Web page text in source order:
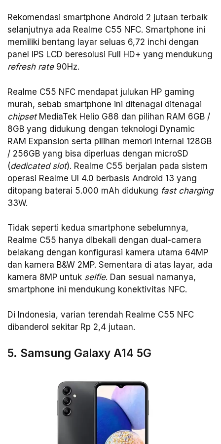
Rekomendasi smartphone Android 2 jutaan terbaik
selanjutnya ada Realme C55 NFC. Smartphone ini
memiliki bentang layar seluas 6,72 inchi dengan
panel IPS LCD beresolusi Full HD+ yang mendukung
refresh rate90Hz.
Realme C55 NFC mendapat julukan HP gaming
murah, sebab smartphone ini ditenagai ditenagai
chipsetMediaTek Helio G88 dan pilihan RAM 6GB /
8GB yang didukung dengan teknologi Dynamic
RAM Expansion serta pilihan memori internal 128GB
/ 256GB yang bisa diperluas dengan microSD
(dedicated slot). Realme C55 berjalan pada sistem
operasi Realme UI 4.0 berbasis Android 13 yang
ditopang baterai 5.000 mAh didukung fast charging
33W.
Tidak seperti kedua smartphone sebelumnya,
Realme C55 hanya dibekali dengan dual-camera
belakang dengan konfigurasi kamera utama 64MP
dan kamera B&W 2MP. Sementara di atas layar, ada
kamera 8MP untuk selfie. Dan sesuai namanya,
smartphone ini mendukung konektivitas NFC.
Di Indonesia, varian terendah Realme C55 NFC
dibanderol sekitar Rp 2,4 jutaan.
5. Samsung Galaxy A14 5G